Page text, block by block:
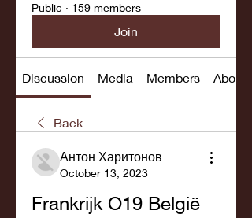
Public · 159 members
Join
Discussion Media Members About
Back
Антон Харитонов
October 13, 2023
Frankrijk O19 België